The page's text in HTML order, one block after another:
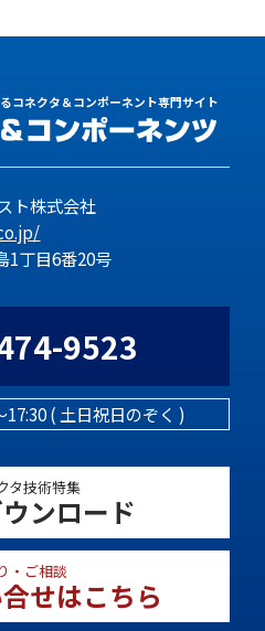
コネクタ＆コンポーネント専門サイト
ト株式会社
1丁目6番20号
9523
17:30 ( 土日祝日のぞく )
タ技術特集
ンロード
・ご相談
せはこちら